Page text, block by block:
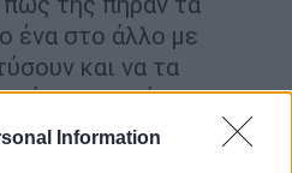
Information
ένα στο άλλο με
και να τα
στο σπίτι να
επικοινωνούσα με το